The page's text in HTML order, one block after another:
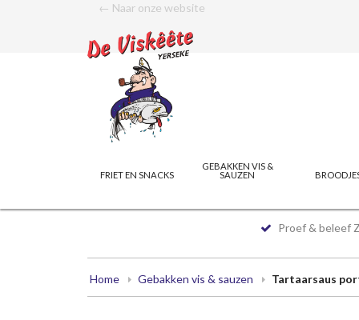
← Naar onze website
FRIET EN SNACKS
GEBAKKEN VIS &
SAUZEN
Proef & beleef
Home Gebakken vis & sauzen Tartaarsaus